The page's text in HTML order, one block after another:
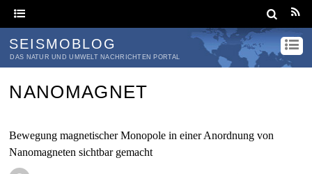
SEISMOBLOG
DAS NATUR UND UMWELT NACHRICHTEN PORTAL
NANOMAGNET
Bewegung magnetischer Monopole in einer Anordnung von
Nanomagneten sichtbar gemacht